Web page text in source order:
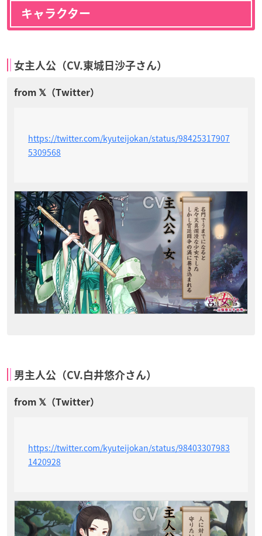
キャラクター
女主人公（CV.東城日沙子さん）
https://twitter.com/kyuteijokan/status/98425317907
5309568
男主人公（CV.白井悠介さん）
https://twitter.com/kyuteijokan/status/98403307983
1420928